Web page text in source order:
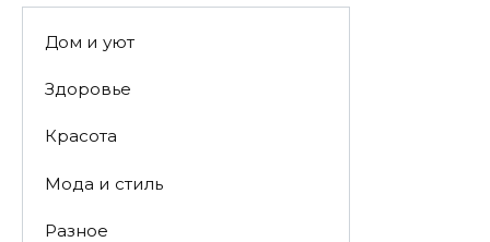
Дом и уют
Здоровье
Красота
Мода и стиль
Разное